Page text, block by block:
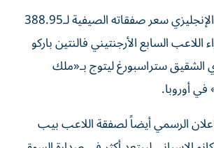
رفع نادي تشيلسي الإنجليزي سعر صفقاته الصيفية لـ388.95
السابع الأرجنتيني فالنتين باركو
الشقيق ستراسبورغ ليتوج بـ«ملك
أوروبا.
الرسمي أيضاً لصفقة اللاعب بيب